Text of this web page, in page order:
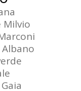
Milvio